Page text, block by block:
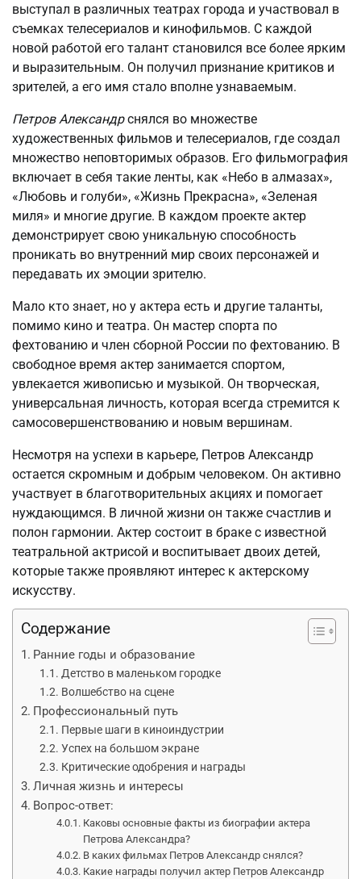
выступал в различных театрах города и участвовал в
съемках телесериалов и кинофильмов. С каждой
новой работой его талант становился все более ярким
и выразительным. Он получил признание критиков и
зрителей, а его имя стало вполне узнаваемым.
Петров Александрснялся во множестве
художественных фильмов и телесериалов, где создал
множество неповторимых образов. Его фильмография
включает в себя такие ленты, как «Небо в алмазах»,
«Любовь и голуби», «Жизнь Прекрасна», «Зеленая
миля» и многие другие. В каждом проекте актер
демонстрирует свою уникальную способность
проникать во внутренний мир своих персонажей и
передавать их эмоции зрителю.
Мало кто знает, но у актера есть и другие таланты,
помимо кино и театра. Он мастер спорта по
фехтованию и член сборной России по фехтованию. В
свободное время актер занимается спортом,
увлекается живописью и музыкой. Он творческая,
универсальная личность, которая всегда стремится к
самосовершенствованию и новым вершинам.
Несмотря на успехи в карьере, Петров Александр
остается скромным и добрым человеком. Он активно
участвует в благотворительных акциях и помогает
нуждающимся. В личной жизни он также счастлив и
полон гармонии. Актер состоит в браке с известной
театральной актрисой и воспитывает двоих детей,
которые также проявляют интерес к актерскому
искусству.
Содержание
Ранние годы и образование
Детство в маленьком городке
Волшебство на сцене
Профессиональный путь
Первые шаги в киноиндустрии
Успех на большом экране
Критические одобрения и награды
Личная жизнь и интересы
Вопрос-ответ:
Каковы основные факты из биографии актера
Петрова Александра?
В каких фильмах Петров Александр снялся?
Какие награды получил актер Петров Александр